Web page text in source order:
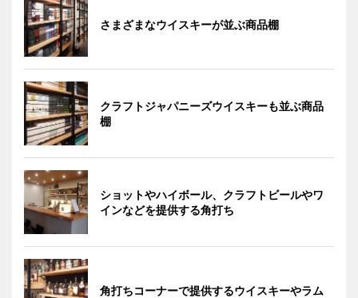
さまざまなウイスキーが並ぶ商品棚
クラフトジャパニーズウイスキーも並ぶ商品
棚
ショットやハイボール、クラフトビールやワ
インなどを提供する角打ち
角打ちコーナーで提供するウイスキーやラム